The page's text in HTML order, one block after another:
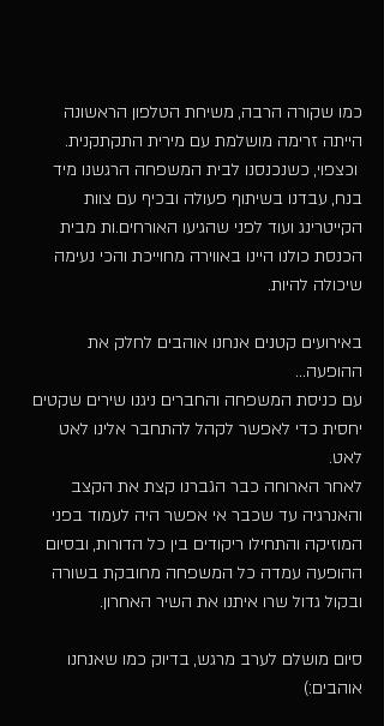
כמו שקורה הרבה, משיחת הטלפון הראשונה
הייתה זרימה מושלמת עם מירית התקתקנית.
וכצפוי, כשנכנסנו לבית המשפחה הרגשנו מיד
בנח, עבדנו בשיתוף פעולה ובכיף עם צוות
הקייטרינג ועוד לפני שהגיעו האורחים.ות מבית
הכנסת כולנו היינו באווירה מחוייכת והכי נעימה
שיכולה להיות.
באירועים קטנים אנחנו אוהבים לחלק את
ההופעה...
עם כניסת המשפחה והחברים ניגנו שירים שקטים
יחסית כדי לאפשר לקהל להתחבר אלינו לאט
לאט.
לאחר הארוחה כבר הגברנו קצת את הקצב
והאנרגיה עד שכבר אי אפשר היה לעמוד בפני
המוזיקה והתחילו ריקודים בין כל הדורות, ובסיום
ההופעה עמדה כל המשפחה מחובקת בשורה
ובקול גדול שרו איתנו את השיר האחרון.
סיום מושלם לערב מרגש, בדיוק כמו שאנחנו
אוהבים:)